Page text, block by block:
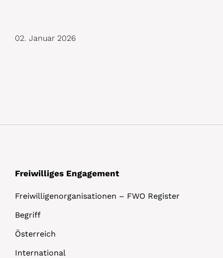
D
02. Januar 2026
Freiwilliges Engagement
Freiwilligenorganisationen – FWO Register
Begriff
Österreich
International